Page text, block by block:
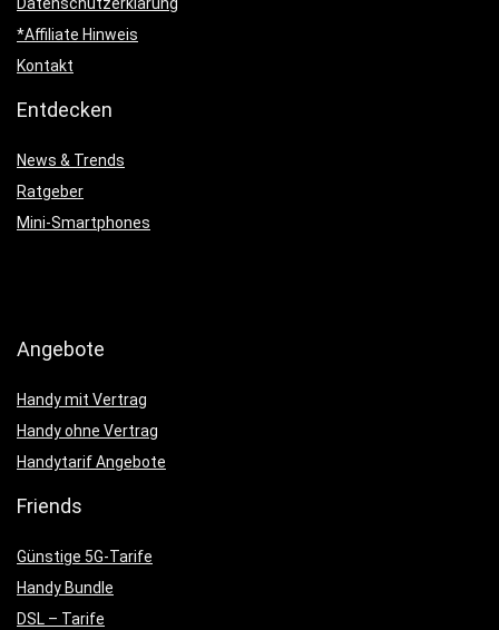
*Affiliate Hinweis
Kontakt
Entdecken
News & Trends
Ratgeber
Mini-Smartphones
Angebote
Handy mit Vertrag
Handy ohne Vertrag
Handytarif Angebote
Friends
Günstige 5G-Tarife
Handy Bundle
DSL – Tarife